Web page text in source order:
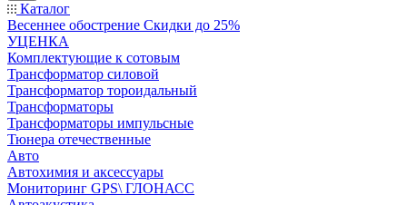
Каталог
Весеннее обострение Скидки до 25%
УЦЕНКА
Комплектующие к сотовым
Трансформатор силовой
Трансформатор тороидальный
Трансформаторы
Трансформаторы импульсные
Тюнера отечественные
Авто
Автохимия и аксессуары
Мониторинг GPS\ ГЛОНАСС